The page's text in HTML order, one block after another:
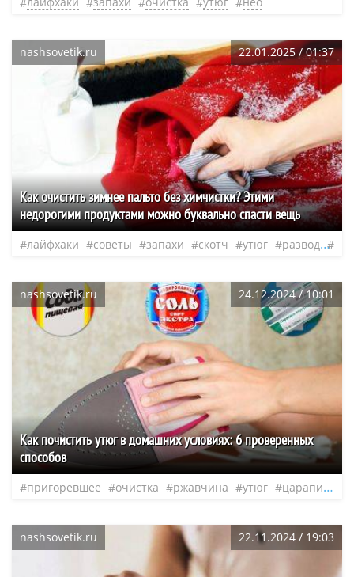
nashsovetik.ru 22.01.2025 / 01:37
Как очистить зимнее пальто без химчистки? Этими
недорогими продуктами можно буквально спасти вещь
лайфхаки советы запахи скотч утюг развод
nashsovetik.ru 24.12.2024 / 10:01
Как почистить утюг в домашних условиях: 6 проверенных
способов
пригоревшее очистка ржавчина утюг царапины
nashsovetik.ru 22.11.2024 / 19:03